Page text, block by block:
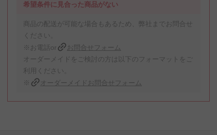
希望条件に見合った商品がない
商品の配送が可能な場合もあるため、弊社までお問合せ
ください。
※お電話or
お問合せフォーム
オーダーメイドをご検討の方は以下のフォーマットをご
利用ください。
※
オーダーメイドお問合せフォーム